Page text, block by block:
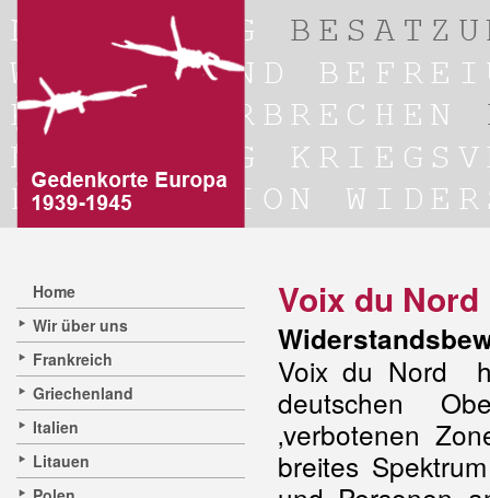
Home
Wir über uns
Frankreich
Griechenland
Italien
Litauen
Voix du Nord
Voix du Nord
deutschen
‚verbotenen
breites